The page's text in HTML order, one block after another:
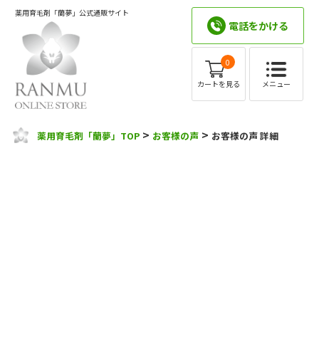
薬用育毛剤「蘭夢」公式通販サイト
電話をかける
0
カートを見る メニュー
薬用育毛剤「蘭夢」TOP > お客様の声 > お客様の声 詳細